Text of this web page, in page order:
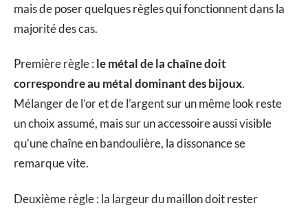
mais de poser quelques règles qui fonctionnent dans la
majorité des cas.
Première règle : le métal de la chaîne doit
correspondre au métal dominant des bijoux.
Mélanger de l’or et de l’argent sur un même look reste
un choix assumé, mais sur un accessoire aussi visible
qu’une chaîne en bandoulière, la dissonance se
remarque vite.
Deuxième règle : la largeur du maillon doit rester